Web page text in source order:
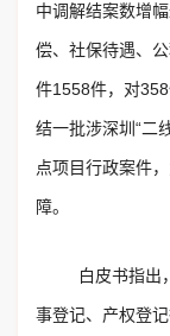
中调解结案数增
偿、社保待遇、
件1558件，对
结一批涉深圳“二
点项目行政案件
障。
白皮书指出
事登记、产权登